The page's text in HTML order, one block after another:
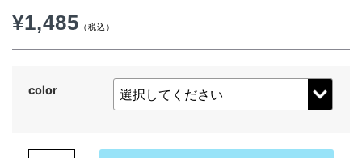
¥1,485
color